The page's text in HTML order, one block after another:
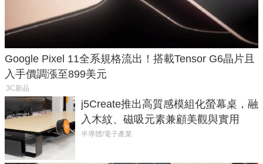
Google Pixel 11全系規格流出！搭載Tensor G6晶片且
入手價調漲至899美元
3C新品
j5Create推出高質感模組化螢幕桌，融
入木紋、磁吸元素兼顧美觀與實用
半導體/電子產業